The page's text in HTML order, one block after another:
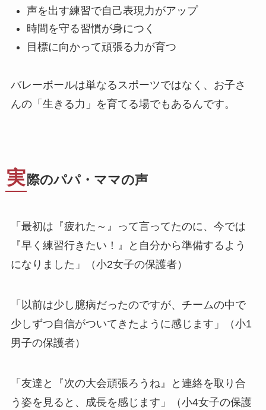
声を出す練習で自己表現力がアップ
時間を守る習慣が身につく
目標に向かって頑張る力が育つ
バレーボールは単なるスポーツではなく、お子さ
んの「生きる力」を育てる場でもあるんです。
実 際のパパ・ママの声
「最初は『疲れた～』って言ってたのに、今では
『早く練習行きたい！』と自分から準備するよう
になりました」（小2女子の保護者）
「以前は少し臆病だったのですが、チームの中で
少しずつ自信がついてきたように感じます」（小1
男子の保護者）
「友達と『次の大会頑張ろうね』と連絡を取り合
う姿を見ると、成長を感じます」（小4女子の保護